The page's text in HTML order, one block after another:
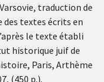
traduction de
des textes écrits en
le texte établi
historique juif de
Paris, Arthème
(450 p.).